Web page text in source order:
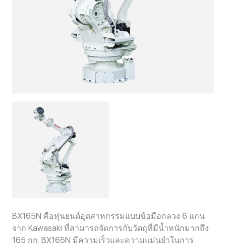
BX165N คือหุ่นยนต์อุตสาหกรรมแบบข้อมือกลวง 6 แกน
จาก Kawasaki ที่สามารถจัดการกับวัตถุที่มีน้ำหนักมากถึง
165 กก. BX165N มีความเร็วและความแม่นยำในการ